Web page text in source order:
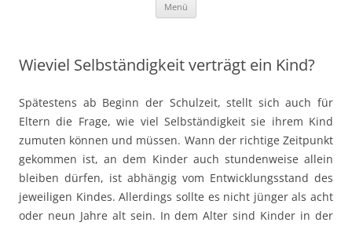
Menü
Wieviel Selbständigkeit verträgt ein Kind?
Spätestens ab Beginn der Schulzeit, stellt sich auch für
Eltern die Frage, wie viel Selbständigkeit sie ihrem Kind
zumuten können und müssen. Wann der richtige Zeitpunkt
gekommen ist, an dem Kinder auch stundenweise allein
bleiben dürfen, ist abhängig vom Entwicklungsstand des
jeweiligen Kindes. Allerdings sollte es nicht jünger als acht
oder neun Jahre alt sein. In dem Alter sind Kinder in der